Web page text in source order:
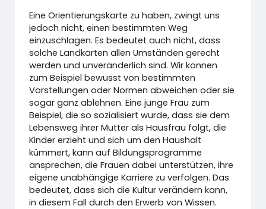
Eine Orientierungskarte zu haben, zwingt uns
jedoch nicht, einen bestimmten Weg
einzuschlagen. Es bedeutet auch nicht, dass
solche Landkarten allen Umständen gerecht
werden und unveränderlich sind. Wir können
zum Beispiel bewusst von bestimmten
Vorstellungen oder Normen abweichen oder sie
sogar ganz ablehnen. Eine junge Frau zum
Beispiel, die so sozialisiert wurde, dass sie dem
Lebensweg ihrer Mutter als Hausfrau folgt, die
Kinder erzieht und sich um den Haushalt
kümmert, kann auf Bildungsprogramme
ansprechen, die Frauen dabei unterstützen, ihre
eigene unabhängige Karriere zu verfolgen. Das
bedeutet, dass sich die Kultur verändern kann,
in diesem Fall durch den Erwerb von Wissen.